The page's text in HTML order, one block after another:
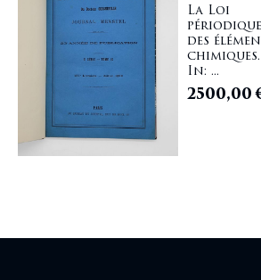
La Loi
périodique
des
chimiques.
In: ...
2500,00